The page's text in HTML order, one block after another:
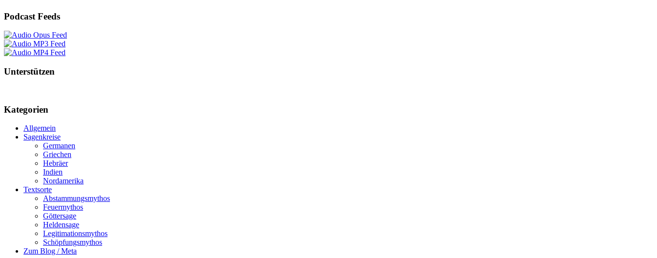
Podcast Feeds
Unterstützen
Kategorien
Allgemein
Sagenkreise
Germanen
Griechen
Hebräer
Indien
Nordamerika
Textsorte
Abstammungsmythos
Feuermythos
Göttersage
Heldensage
Legitimationsmythos
Schöpfungsmythos
Zum Blog / Meta